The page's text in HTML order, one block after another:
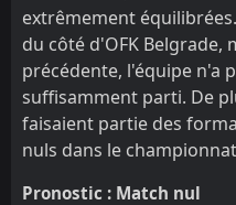
extrêmement
du côté d'OFK Belgrade,
précédente, l'équipe n'a
suffisamment parti. De
faisaient partie des
nuls dans le
Pronostic : Match nul